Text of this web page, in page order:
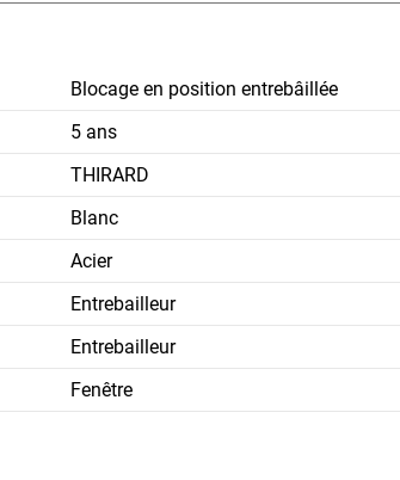
Blocage en position entrebâillée
5 ans
THIRARD
Blanc
Acier
Entrebailleur
Entrebailleur
Fenêtre